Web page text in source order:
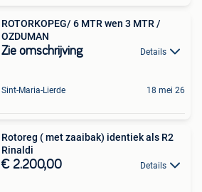
ROTORKOPEG/ 6 MTR wen 3 MTR /
OZDUMAN
Zie omschrijving Details
Sint-Maria-Lierde 18 mei 26
Rotoreg ( met zaaibak) identiek als R2
Rinaldi
€ 2.200,00 Details